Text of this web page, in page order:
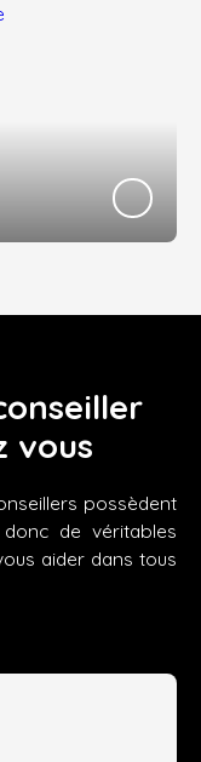
vous
possèdent
de véritables
aider dans tous